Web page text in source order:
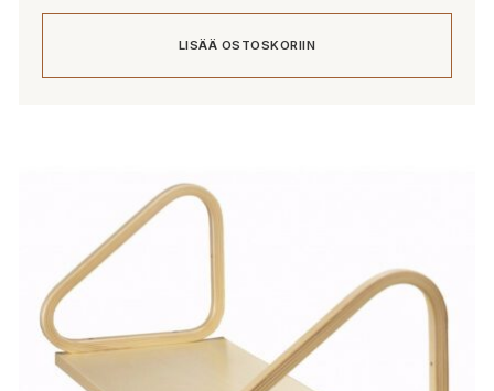
LISÄÄ OSTOSKORIIN